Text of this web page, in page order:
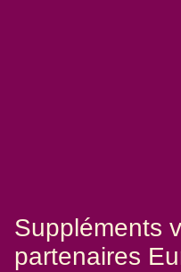
Suppléments
partenaires